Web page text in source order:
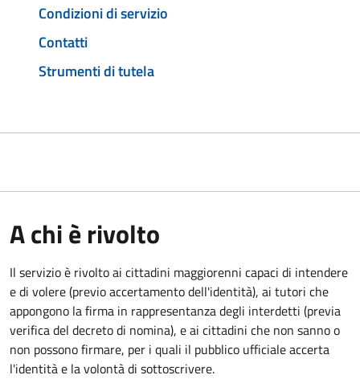
Condizioni di servizio
Contatti
Strumenti di tutela
A chi è rivolto
Il servizio è rivolto ai cittadini maggiorenni capaci di intendere
e di volere (previo accertamento dell'identità), ai tutori che
appongono la firma in rappresentanza degli interdetti (previa
verifica del decreto di nomina), e ai cittadini che non sanno o
non possono firmare, per i quali il pubblico ufficiale accerta
l'identità e la volontà di sottoscrivere.